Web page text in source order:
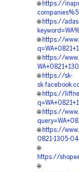
🌐 https://
🌐 https://
🌐 https://
🌐 https://
🌐 https://sk-
🌐 https://
🌐 https://
🌐 https://
0821-1305-
🌐
https://
🌐